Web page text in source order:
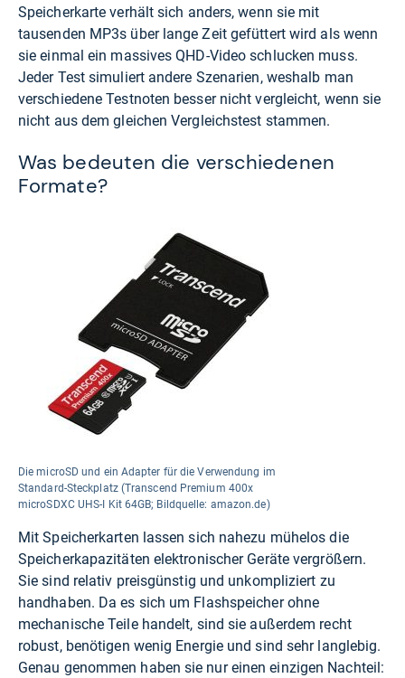
Speicherkarte verhält sich anders, wenn sie mit
tausenden MP3s über lange Zeit gefüttert wird als wenn
sie einmal ein massives QHD-Video schlucken muss.
Jeder Test simuliert andere Szenarien, weshalb man
verschiedene Testnoten besser nicht vergleicht, wenn sie
nicht aus dem gleichen Vergleichstest stammen.
Was bedeuten die verschiedenen
Formate?
Die microSD und ein Adapter für die Verwendung im
Standard-Steckplatz (Transcend Premium 400x
microSDXC UHS-I Kit 64GB; Bildquelle: amazon.de)
Mit Speicherkarten lassen sich nahezu mühelos die
Speicherkapazitäten elektronischer Geräte vergrößern.
Sie sind relativ preisgünstig und unkompliziert zu
handhaben. Da es sich um Flashspeicher ohne
mechanische Teile handelt, sind sie außerdem recht
robust, benötigen wenig Energie und sind sehr langlebig.
Genau genommen haben sie nur einen einzigen Nachteil: